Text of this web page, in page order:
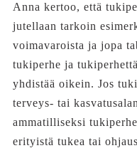
Anna kertoo, että
jutellaan tarkoin
voimavaroista ja jopa
tukiperhe ja
yhdistää oikein. Jos
terveys- tai
ammatilliseksi
erityistä tukea tai